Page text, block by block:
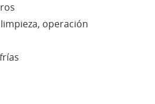
operación